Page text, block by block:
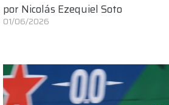
por Nicolás Ezequiel Soto
01/06/2026